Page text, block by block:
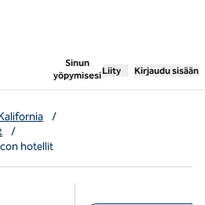
Sinun
yöpymisesi
, avaa uuden
Liity Kirjaudu sisään
/
/
hotellit